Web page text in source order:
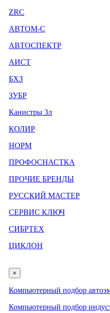
ZRC
АВТОМ-С
АВТОСПЕКТР
АИСТ
БХЗ
ЗУБР
Канистры 3л
КОЛИР
НОРМ
ПРОФОСНАСТКА
ПРОЧИЕ БРЕНДЫ
РУССКИЙ МАСТЕР
СЕРВИС КЛЮЧ
СИБРТЕХ
ЦИКЛОН
×
Компьютерный подбор
Компьютерный подбор